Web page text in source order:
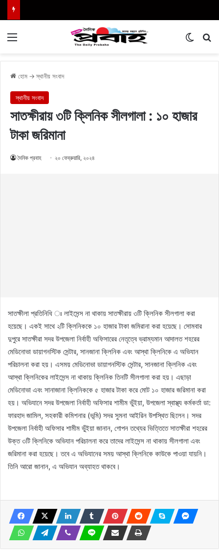
হোম → স্থানীয় সংবাদ
স্থানীয় সংবাদ
সাতক্ষীরায় ৩টি ক্লিনিক সীলগালা : ১০ হাজার
টাকা জরিমানা
দৈনিক প্রবাহ ২০ ফেব্রুয়ারি, ২০২৪
সাতক্ষীলা প্রতিনিধি ঃ লাইসেন্স না থাকায় সাতক্ষীরায় ৩টি ক্লিনিক সীলগালা করা
হয়েছে। একই সাথে ২টি ক্লিনিককে ১০ হাজার টাকা জমিরানা করা হয়েছে। সোমবার
দুপুরে সাতক্ষীরা সদর উপজেলা নির্বাহী অফিসারের নেতৃত্বে ভ্রাম্যমান আদালত শহরের
মেডিনোভা ডায়াগনস্টিক সেন্টার, সানজানা ক্লিনিক এবং আস্থা ক্লিনিকে এ অভিযান
পরিচালনা করা হয়। এসময় মেডিনোভা ডায়াগনস্টিক সেন্টার, সানজানা ক্লিনিক এবং
আস্থা ক্লিনিকের লাইসেন্স না থাকায় ক্লিনিক তিনটি সীলগালা করা হয়। এছাড়া
মেডিনোভা এবং সানাজানা ক্লিনিককে ৫ হাজার টাকা করে মোট ১০ হাজার জরিমানা করা
হয়। অভিযানে সদর উপজেলা নির্বাহী অফিসার শামীম ভুঁইয়া, উপজেলা স্বাস্থ্য কর্মকর্তা ডা:
ফারহাদ জামিল, সহকারী কমিশনার (ভূমি) সদর সুমনা আইরিন উপস্থিত ছিলেন। সদর
উপজেলা নির্বাহী অফিসার শামীম ভুঁইয়া জানান, গোপন তথ্যের ভিত্তিতে সাতক্ষীরা শহরের
উক্ত ৩টি ক্লিনিকে অভিযান পরিচালনা করে তাদের লাইসেন্স না থাকায় সীলগালা এবং
জরিমানা করা হয়েছে। তবে এ অভিযানের সময় আস্থা ক্লিনিকে কাউকে পাওয়া যায়নি।
তিনি আরো জানান, এ অভিযান অব্যাহত থাকবে।